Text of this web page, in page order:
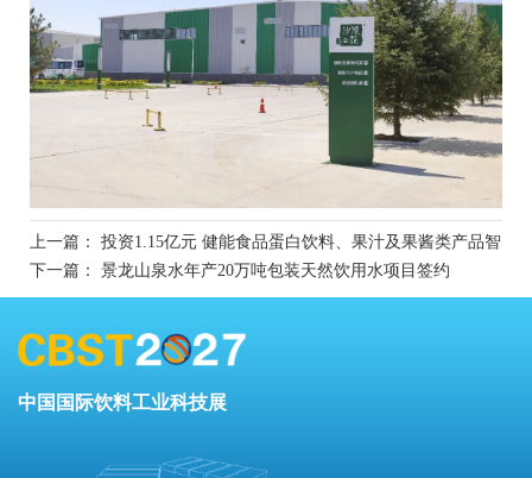
上一篇：
投资1.15亿元 健能食品蛋白饮料、果汁及果酱类产品智
能生产线新建项目开工
下一篇： 景龙山泉水年产20万吨包装天然饮用水项目签约
中国国际饮料工业科技展